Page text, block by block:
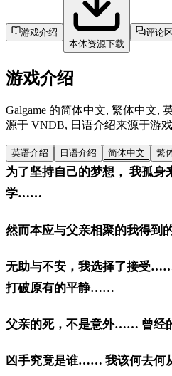
游戏介绍
本体资源下载
评论
游戏介绍
Galgame 的简体中文, 繁体中文,
源于 VNDB, 日语介绍来源于游
英语介绍 日语介绍 简体中文 繁
为了坚持自己的梦想， 我孤身
学……
然而本应与父亲相聚的我得到
无助与不安，我选择了接受
打破原有的平静……
父亲的死，不是意外…… 曾经
凶手究竟是谁…… 我该何去